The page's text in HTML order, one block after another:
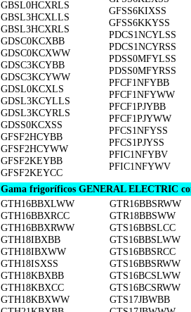
GBSL0HCXRLS
GBSL3HCXLLS
GBSL3HCXRLS
GDSC0KCXBB
GDSC0KCXWW
GDSC3KCYBB
GDSC3KCYWW
GDSL0KCXLS
GDSL3KCYLLS
GDSL3KCYRLS
GDSS0KCXSS
GFSF2HCYBB
GFSF2HCYWW
GFSF2KEYBB
GFSF2KEYCC
GFSS6KIXSS
GFSS6KKYSS
PDCS1NCYLSS
PDCS1NCYRSS
PDSS0MFYLSS
PDSS0MFYRSS
PFCF1NFYBB
PFCF1NFYWW
PFCF1PJYBB
PFCF1PJYWW
PFCS1NFYSS
PFCS1PJYSS
PFIC1NFYBV
PFIC1NFYWV
Gama frigoríficos GENERAL ELECTRIC
GTH16BBXLWW
GTH16BBXRCC
GTH16BBXRWW
GTH18IBXBB
GTH18IBXWW
GTH18ISXSS
GTH18KBXBB
GTH18KBXCC
GTH18KBXWW
GTR16BBSRWW
GTR18BBSWW
GTS16BBSLCC
GTS16BBSLWW
GTS16BBSRCC
GTS16BBSRWW
GTS16BCSLWW
GTS16BCSRWW
GTS17JBWBB